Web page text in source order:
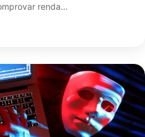
renda…